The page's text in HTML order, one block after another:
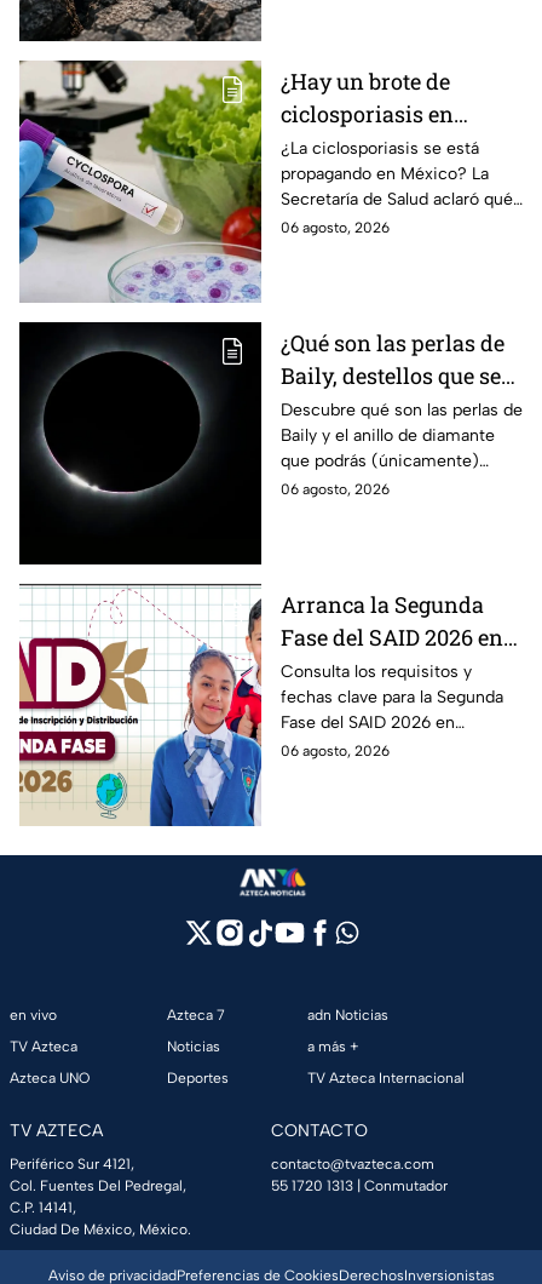
¿Hay un brote de
ciclosporiasis en
México? Salud rompe
el silencio tras 33 casos
detectados
¿La ciclosporiasis se está
propagando en México? La
Secretaría de Salud aclaró qué
ocurre tras la detección de 33
06 agosto, 2026
¿Qué son las perlas de
Baily, destellos que se
podrán ver
ÚNICAMENTE durante
el eclipse solar 2026 del
12 de agosto?
Descubre qué son las perlas de
Baily y el anillo de diamante
que podrás (únicamente)
observar durante el eclipse
06 agosto, 2026
Arranca la Segunda
Fase del SAID 2026 en
Edomex para grados
intermedios: Fechas
clave y requisitos para
cambios de escuela
Consulta los requisitos y
fechas clave para la Segunda
Fase del SAID 2026 en
Edomex y asegura el traslado
06 agosto, 2026
en vivo
TV Azteca
Azteca UNO
Azteca 7
Noticias
Deportes
adn Noticias
a más +
TV Azteca Internacional
TV AZTECA
Periférico Sur 4121,
Col. Fuentes Del Pedregal,
C.P. 14141,
Ciudad De México, México.
CONTACTO
contacto@tvazteca.com
55 1720 1313 | Conmutador
Aviso de privacidadPreferencias de CookiesDerechosInversionistas